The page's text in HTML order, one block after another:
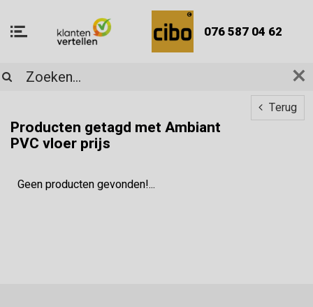
076 587 04 62
Terug
Producten getagd met Ambiant
PVC vloer prijs
Geen producten gevonden!...